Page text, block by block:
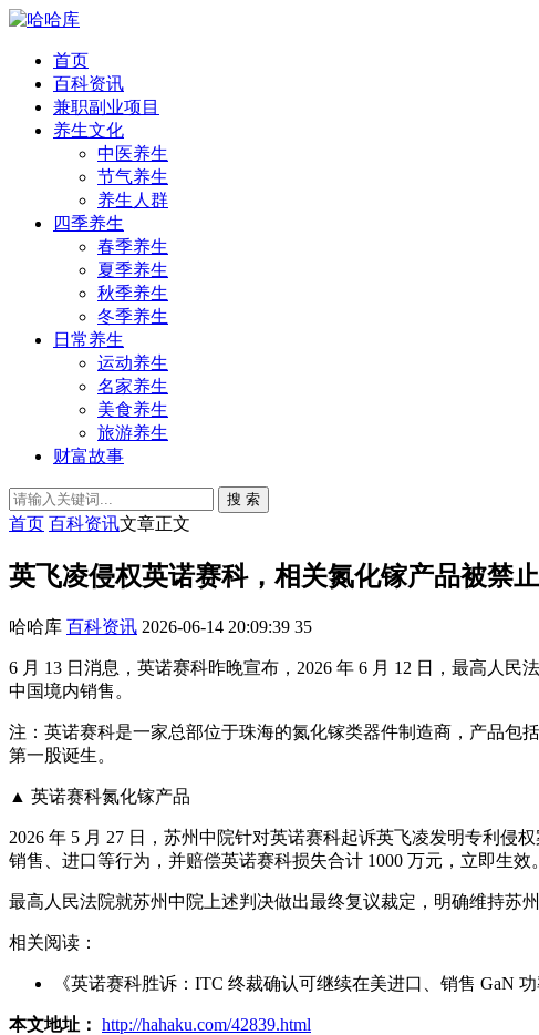
首页
百科资讯
兼职副业项目
养生文化
中医养生
节气养生
养生人群
四季养生
春季养生
夏季养生
秋季养生
冬季养生
日常养生
运动养生
名家养生
美食养生
旅游养生
财富故事
搜 索
首页 百科资讯文章正文
英飞凌侵权英诺赛科，相关氮化镓产品被禁
哈哈库 百科资讯 2026-06-14 20:09:39 35
6 月 13 日消息，英诺赛科昨晚宣布，2026 年 6 月 12 日，最高人
中国境内销售。
注：英诺赛科是一家总部位于珠海的氮化镓类器件制造商，产品包
第一股诞生。
▲ 英诺赛科氮化镓产品
2026 年 5 月 27 日，苏州中院针对英诺赛科起诉英飞凌发明专利
销售、进口等行为，并赔偿英诺赛科损失合计 1000 万元，立即生效。
最高人民法院就苏州中院上述判决做出最终复议裁定，明确维持苏
相关阅读：
《英诺赛科胜诉：ITC 终裁确认可继续在美进口、销售 GaN
本文地址： http://hahaku.com/42839.html